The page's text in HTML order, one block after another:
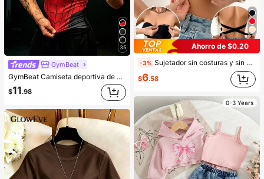
35
GymBeat
GymBeat Camiseta deportiva de manga corta con cuello redondo y estampado de patrón de telaraña en contraste de color para hombres, gimnasio
$11.98
Ahorro de $0.20
-3% Sujetador sin costuras y sin aros para mujer, sexy con laterales antideslizantes, almohadillas extraíbles y espalda cruzada, sin tirantes, comodidad todo el día
$6.58
0-3 Years